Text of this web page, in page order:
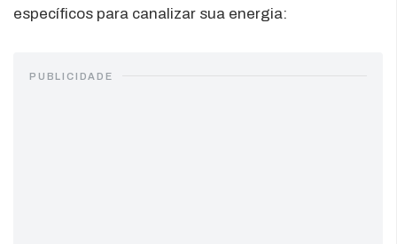
específicos para canalizar sua energia:
PUBLICIDADE